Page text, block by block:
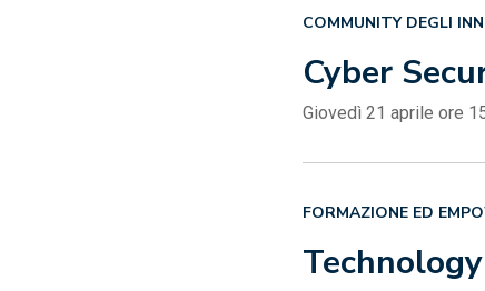
Cyber
COMMUNITY DEGLI
Giovedì 21 aprile ore
FORMAZIONE ED